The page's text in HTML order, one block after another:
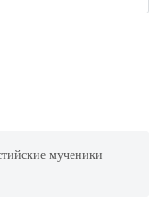
мученики